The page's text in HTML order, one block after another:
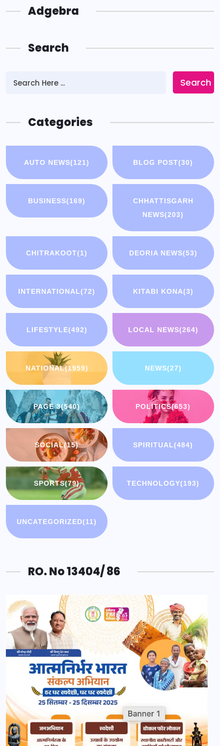
Adgebra
Search
Search
Categories
AUTO NEWS(121) BLOG POST(30)
BUSINESS(169)
CHHATTISGARH
NEWS(203)
CHITRAKOOT(1) DEORIA NEWS(53)
INTERNATIONAL(72) KITABI KONA(3)
LIFESTYLE(492) LOCAL NEWS(264)
NATIONAL(1959) NEWS(27)
PAGE 3(540) POLITICS(653)
SOCIAL(15) SPIRITUAL(484)
SPORTS(79) TECHNOLOGY(193)
UNCATEGORIZED(11)
RO. No 13404/ 86